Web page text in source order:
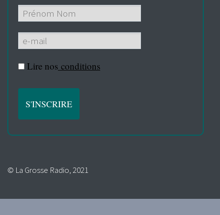
Lire nos conditions
© La Grosse Radio, 2021